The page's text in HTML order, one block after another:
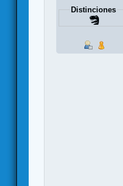
Distinciones